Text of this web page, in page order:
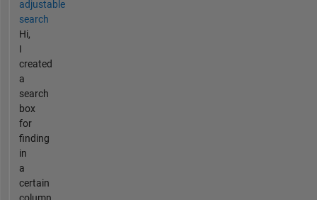
adjustable
search
Hi,
I
created
a
search
box
for
finding
in
a
certain